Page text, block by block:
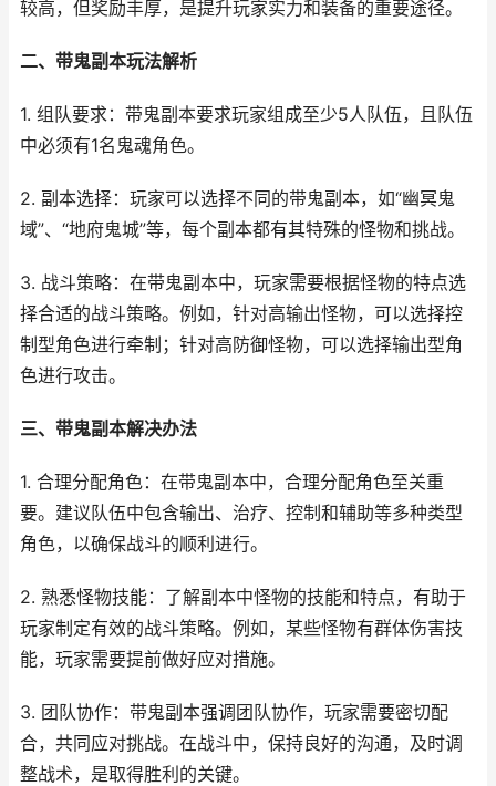
较高，但奖励丰厚，是提升玩家实力和装备的重要途径。
二、带鬼副本玩法解析
1. 组队要求：带鬼副本要求玩家组成至少5人队伍，且队伍
中必须有1名鬼魂角色。
2. 副本选择：玩家可以选择不同的带鬼副本，如“幽冥鬼
域”、“地府鬼城”等，每个副本都有其特殊的怪物和挑战。
3. 战斗策略：在带鬼副本中，玩家需要根据怪物的特点选
择合适的战斗策略。例如，针对高输出怪物，可以选择控
制型角色进行牵制；针对高防御怪物，可以选择输出型角
色进行攻击。
三、带鬼副本解决办法
1. 合理分配角色：在带鬼副本中，合理分配角色至关重
要。建议队伍中包含输出、治疗、控制和辅助等多种类型
角色，以确保战斗的顺利进行。
2. 熟悉怪物技能：了解副本中怪物的技能和特点，有助于
玩家制定有效的战斗策略。例如，某些怪物有群体伤害技
能，玩家需要提前做好应对措施。
3. 团队协作：带鬼副本强调团队协作，玩家需要密切配
合，共同应对挑战。在战斗中，保持良好的沟通，及时调
整战术，是取得胜利的关键。